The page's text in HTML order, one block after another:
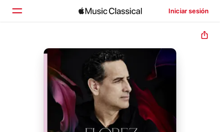
Iniciar sesión
Inicio
Explorar
Buscar